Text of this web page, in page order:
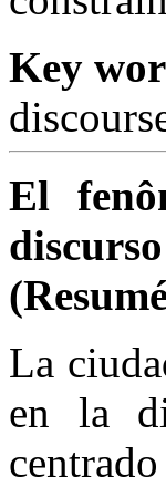
Key
El
La
en la